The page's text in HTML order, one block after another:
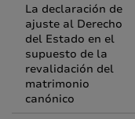
La declaración de
ajuste al Derecho
del Estado en el
supuesto de la
revalidación del
matrimonio
canónico